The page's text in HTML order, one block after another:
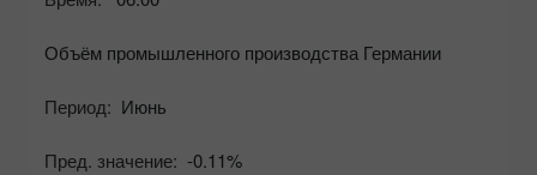
Объём промышленного производства Германии
Период: Июнь
Пред. значение: -0.11%